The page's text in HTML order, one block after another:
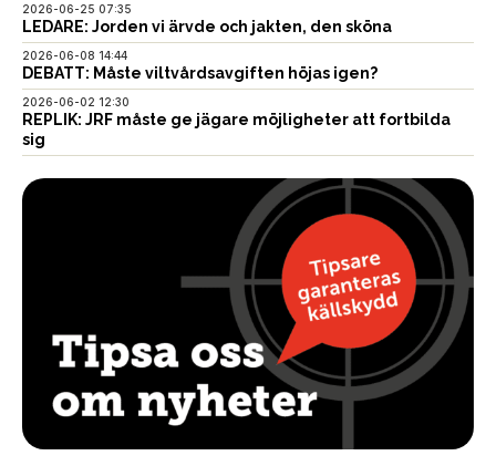
2026-06-25 07:35
LEDARE: Jorden vi ärvde och jakten, den sköna
2026-06-08 14:44
DEBATT: Måste viltvårdsavgiften höjas igen?
2026-06-02 12:30
REPLIK: JRF måste ge jägare möjligheter att fortbilda
sig